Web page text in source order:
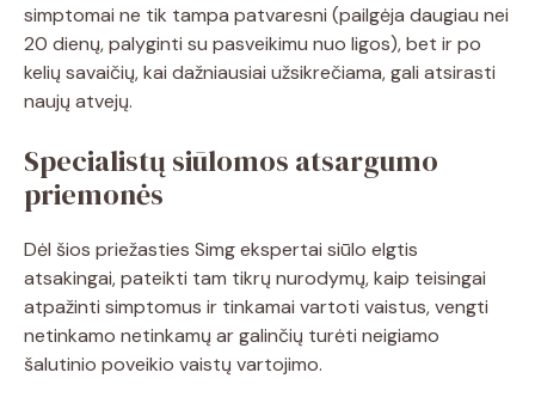
simptomai ne tik tampa patvaresni (pailgėja daugiau nei
20 dienų, palyginti su pasveikimu nuo ligos), bet ir po
kelių savaičių, kai dažniausiai užsikrečiama, gali atsirasti
naujų atvejų.
Specialistų siūlomos atsargumo
priemonės
Dėl šios priežasties Simg ekspertai siūlo elgtis
atsakingai, pateikti tam tikrų nurodymų, kaip teisingai
atpažinti simptomus ir tinkamai vartoti vaistus, vengti
netinkamo netinkamų ar galinčių turėti neigiamo
šalutinio poveikio vaistų vartojimo.